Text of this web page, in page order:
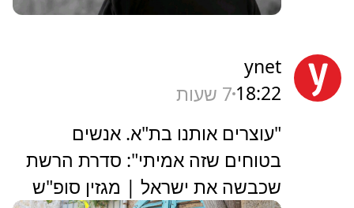
ynet
18:22 7 שעות
"עוצרים אותנו בת"א. אנשים
בטוחים שזה אמיתי": סדרת הרשת
שכבשה את ישראל | מגזין סופ"ש